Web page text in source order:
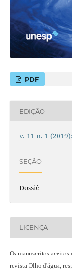
PDF
EDIÇÃO
v. 11 n. 1
SEÇÃO
Dossiê
LICENÇA
Os manuscritos
revista Olho d'água,